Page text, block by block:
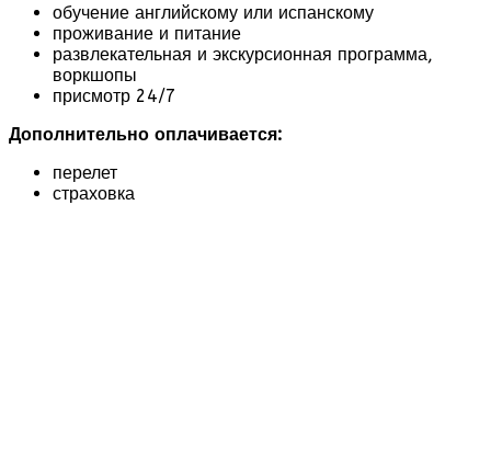
обучение английскому или испанскому
проживание и питание
развлекательная и экскурсионная программа,
воркшопы
присмотр 24/7
Дополнительно оплачивается:
перелет
страховка